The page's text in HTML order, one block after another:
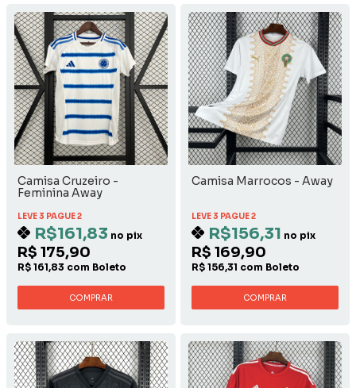
Camisa Cruzeiro -
Feminina Away
LEVE 3 PAGUE 2
R$161,83 no pix
R$ 175,90
R$ 161,83 com Boleto
COMPRAR
Camisa Marrocos - Away
LEVE 3 PAGUE 2
R$156,31 no pix
R$ 169,90
R$ 156,31 com Boleto
COMPRAR